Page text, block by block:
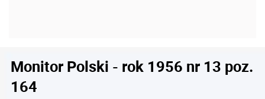
Monitor Polski - rok 1956 nr 13 poz.
164